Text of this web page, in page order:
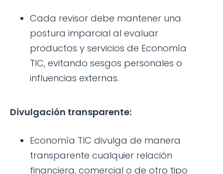
Cada revisor debe mantener una
postura imparcial al evaluar
productos y servicios de Economía
TIC, evitando sesgos personales o
influencias externas.
Divulgación transparente:
Economía TIC divulga de manera
transparente cualquier relación
financiera, comercial o de otro tipo